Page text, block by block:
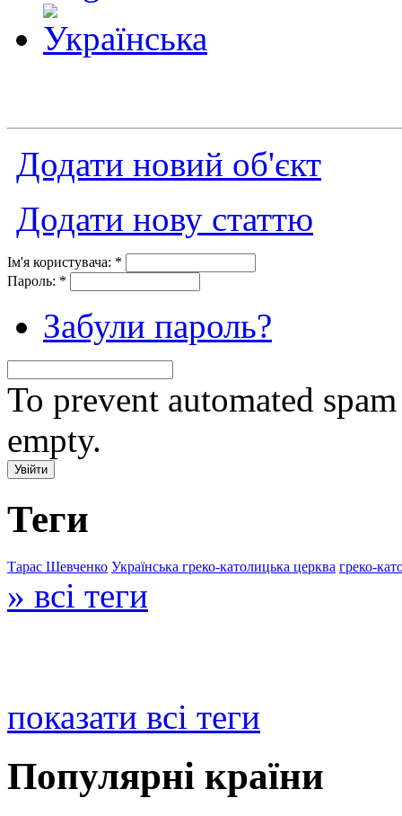
Додати новий об'єкт
Додати нову статтю
Ім'я користувача: *
Пароль: *
Забули пароль?
To prevent automated
empty.
Теги
Тарас Шевченко Українська греко-католицька церква греко-
» всі теги
показати всі теги
Популярні країни